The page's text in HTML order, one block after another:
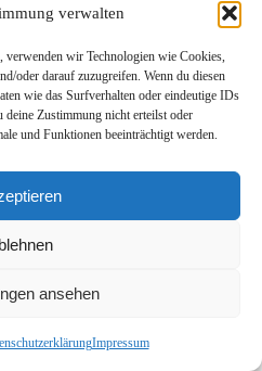
verwalten
verwenden wir Technologien wie Cookies,
oder darauf zuzugreifen. Wenn du diesen
wie das Surfverhalten oder eindeutige IDs
deine Zustimmung nicht erteilst oder
und Funktionen beeinträchtigt werden.
ansehen
Impressum